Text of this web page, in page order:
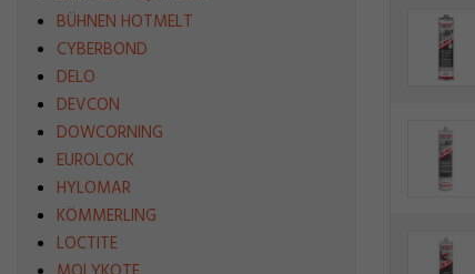
BÜHNEN HOTMELT
CYBERBOND
DELO
DEVCON
DOWCORNING
EUROLOCK
HYLOMAR
KÖMMERLING
LOCTITE